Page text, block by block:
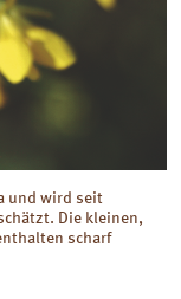
und wird seit
Die kleinen,
scharf